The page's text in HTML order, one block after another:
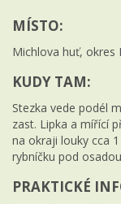
MÍSTO:
Michlova huť, okres
KUDY TAM:
Stezka vede podél
zast. Lipka a mířící
na okraji louky cca
rybníčku pod
PRAKTICKÉ